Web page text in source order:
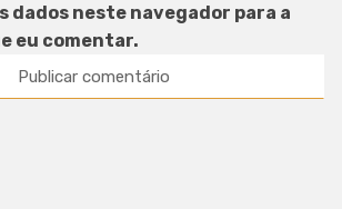
dados neste navegador para a
eu comentar.